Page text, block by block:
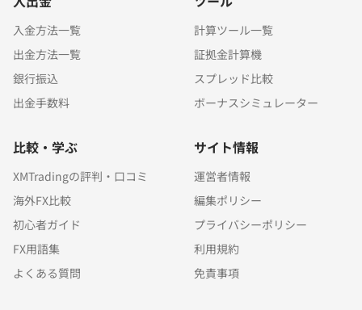
入金方法一覧
出金方法一覧
銀行振込
出金手数料
計算ツール一覧
証拠金計算機
スプレッド比較
ボーナスシミュレーター
比較・学ぶ
XMTradingの評判・口コミ
海外FX比較
初心者ガイド
FX用語集
よくある質問
サイト情報
運営者情報
編集ポリシー
プライバシーポリシー
利用規約
免責事項